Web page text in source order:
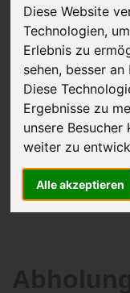
Diese Website
Technologien,
Erlebnis zu
sehen, besser
Diese
Ergebnisse zu
unsere
weiter zu
Alle akzeptieren
JETZT
Kostenloses
Abholung, auf Wunsch
Wir